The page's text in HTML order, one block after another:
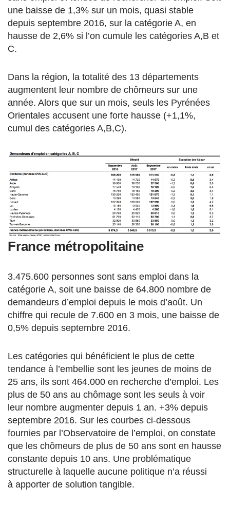
une baisse de 1,3% sur un mois, quasi stable
depuis septembre 2016, sur la catégorie A, en
hausse de 2,6% si l’on cumule les catégories A,B et
C.
Dans la région, la totalité des 13 départements
augmentent leur nombre de chômeurs sur une
année. Alors que sur un mois, seuls les Pyrénées
Orientales accusent une forte hausse (+1,1%,
cumul des catégories A,B,C).
France métropolitaine
3.475.600 personnes sont sans emploi dans la
catégorie A, soit une baisse de 64.800 nombre de
demandeurs d’emploi depuis le mois d’août. Un
chiffre qui recule de 7.600 en 3 mois, une baisse de
0,5% depuis septembre 2016.
Les catégories qui bénéficient le plus de cette
tendance à l’embellie sont les jeunes de moins de
25 ans, ils sont 464.000 en recherche d’emploi. Les
plus de 50 ans au chômage sont les seuls à voir
leur nombre augmenter depuis 1 an. +3% depuis
septembre 2016. Sur les courbes ci-dessous
fournies par l’Observatoire de l’emploi, on constate
que les chômeurs de plus de 50 ans sont en hausse
constante depuis 10 ans. Une problématique
structurelle à laquelle aucune politique n’a réussi
à apporter de solution tangible.